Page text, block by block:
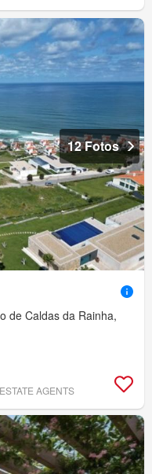
12 Fotos
de Caldas da Rainha,
AGENTS